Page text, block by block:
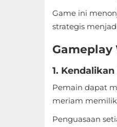
Simulation
Standalone
Game ini
strategis
Gameplay
1.
Pemain dapat
meriam
Penguasaan